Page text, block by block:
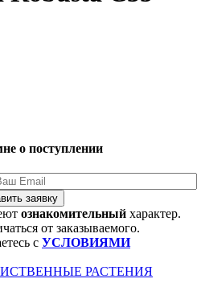
о поступлении
заявку
ознакомительный характер.
от заказываемого.
с УСЛОВИЯМИ
РАСТЕНИЯ